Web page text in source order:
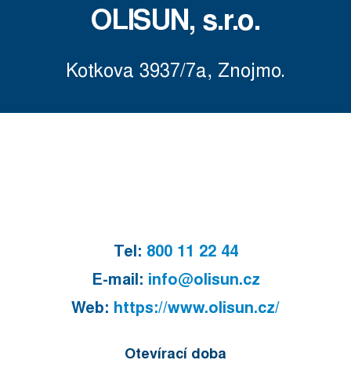
OLISUN, s.r.o.
Kotkova 3937/7a, Znojmo.
Tel: 800 11 22 44
E-mail: info@olisun.cz
Web: https://www.olisun.cz/
Otevírací doba